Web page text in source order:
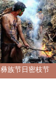
彝族节日密枝节